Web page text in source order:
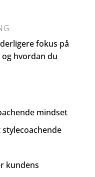
fokus på
hvordan du
mindset
kundens